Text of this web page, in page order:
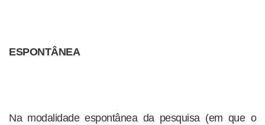
ESPONTÂNEA
Na modalidade espontânea da pesquisa (em que o